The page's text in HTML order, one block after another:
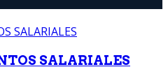
SALARIALES